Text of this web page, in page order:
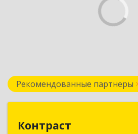
Рекомендованные партнеры
Контраст